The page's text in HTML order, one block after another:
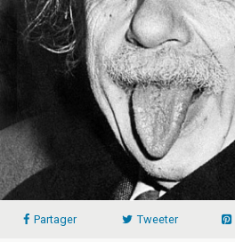
Partager Tweeter